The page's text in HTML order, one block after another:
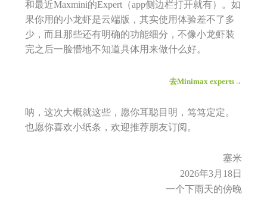
和最近Maxmini的Expert（app侧边栏打开就有）。如
果你用的小龙虾是云端版，其实使用体验差不了多
少，而且那些还有明确的功能细分，不像小龙虾装
完之后一脸懵地不知道具体用来做什么好。
去Minimax experts→
呐，这次大概就这些，愿你耳聪目明，笃笃定定。
也愿你喜欢小纸条，欢迎推荐朋友订阅。
塞米
2026年3月18日
一个下雨天的傍晚